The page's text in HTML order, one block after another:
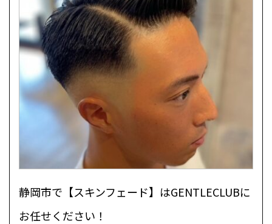
静岡市で【スキンフェード】はGENTLECLUBに
お任せください！